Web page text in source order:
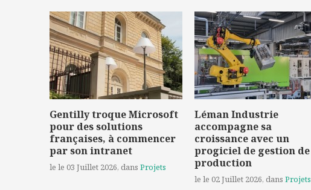
Gentilly troque Microsoft
pour des solutions
françaises, à commencer
par son intranet
le le 03 Juillet 2026, dans Projets
Léman Industrie
accompagne sa
croissance avec un
progiciel de gestion de
production
le le 02 Juillet 2026, dans Projets